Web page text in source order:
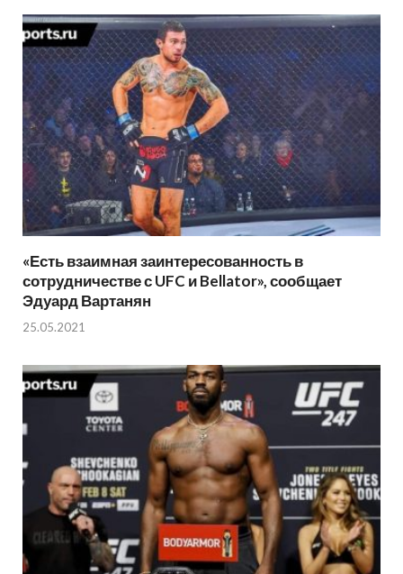
«Есть взаимная заинтересованность в
сотрудничестве с UFC и Bellator», сообщает
Эдуард Вартанян
25.05.2021